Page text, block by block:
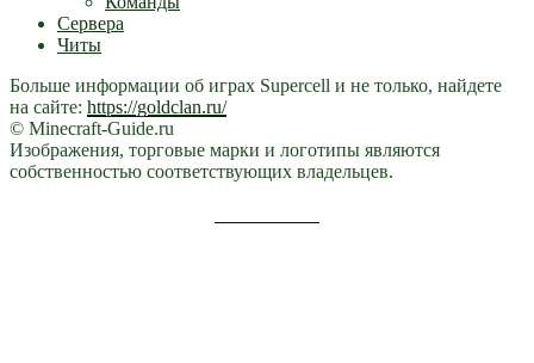
Сервера
Читы
Больше информации об играх Supercell и не только, найдете
на сайте: https://goldclan.ru/
© Minecraft-Guide.ru
Изображения, торговые марки и логотипы являются
собственностью соответствующих владельцев.